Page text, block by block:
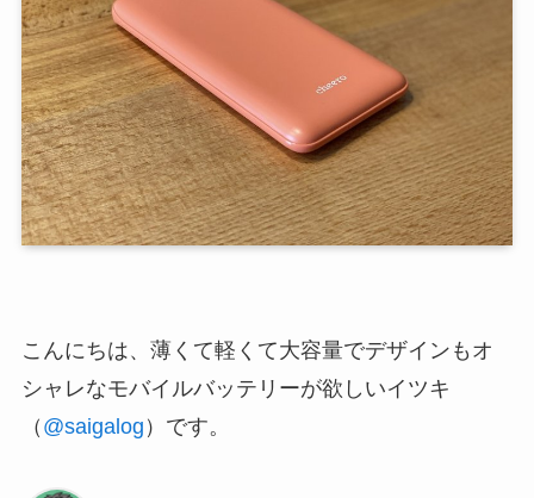
こんにちは、薄くて軽くて大容量でデザインもオ
シャレなモバイルバッテリーが欲しいイツキ
（ @saigalog ）です。